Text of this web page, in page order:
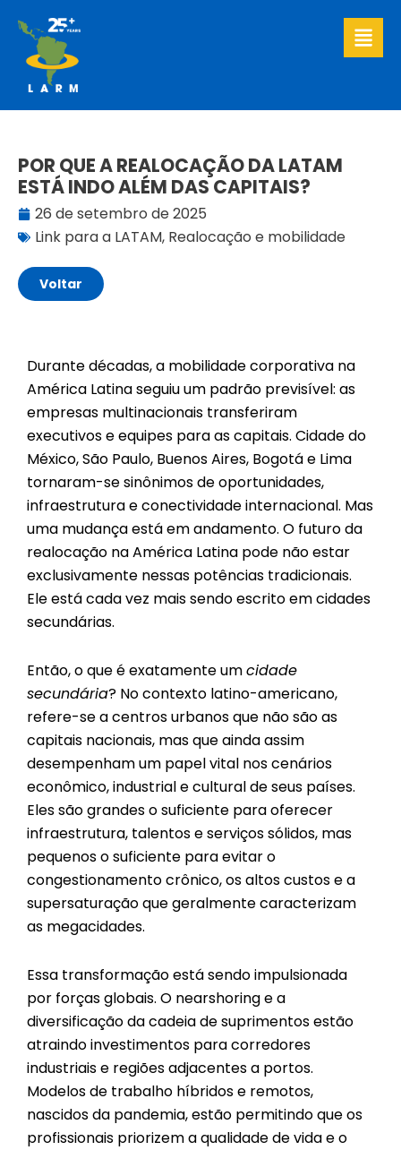
para
conteúdo
POR QUE A REALOCAÇÃO DA LATAM
ESTÁ INDO ALÉM DAS CAPITAIS?
26 de setembro de 2025
Link para a LATAM, Realocação e mobilidade
Voltar
Durante décadas, a mobilidade corporativa na
América Latina seguiu um padrão previsível: as
empresas multinacionais transferiram
executivos e equipes para as capitais. Cidade do
México, São Paulo, Buenos Aires, Bogotá e Lima
tornaram-se sinônimos de oportunidades,
infraestrutura e conectividade internacional. Mas
uma mudança está em andamento. O futuro da
realocação na América Latina pode não estar
exclusivamente nessas potências tradicionais.
Ele está cada vez mais sendo escrito em cidades
secundárias.
Então, o que é exatamente umcidade
secundária? No contexto latino-americano,
refere-se a centros urbanos que não são as
capitais nacionais, mas que ainda assim
desempenham um papel vital nos cenários
econômico, industrial e cultural de seus países.
Eles são grandes o suficiente para oferecer
infraestrutura, talentos e serviços sólidos, mas
pequenos o suficiente para evitar o
congestionamento crônico, os altos custos e a
supersaturação que geralmente caracterizam
as megacidades.
Essa transformação está sendo impulsionada
por forças globais. O nearshoring e a
diversificação da cadeia de suprimentos estão
atraindo investimentos para corredores
industriais e regiões adjacentes a portos.
Modelos de trabalho híbridos e remotos,
nascidos da pandemia, estão permitindo que os
profissionais priorizem a qualidade de vida e o